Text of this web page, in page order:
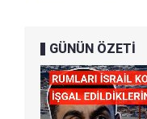
GÜNÜN ÖZETİ